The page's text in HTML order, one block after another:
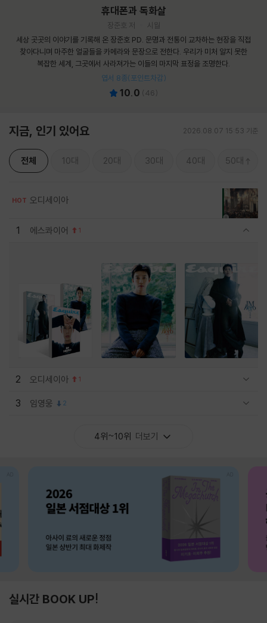
휴대폰과 독화살
장준호 저
시월
세상 곳곳의 이야기를 기록해 온 장준호 PD. 문명과 전통이 교차하는 현장을 직접
찾아다니며 마주한 얼굴들을 카메라와 문장으로 전한다. 우리가 미처 알지 못한
복잡한 세계, 그곳에서 사라져가는 이들의 마지막 표정을 조명한다.
엽서 8종(포인트차감)
10.0 (46)
지금, 인기 있어요 2026.08.07 15:53 기준
전체 10대 20대 30대 40대 50대
HOT 오디세이아
1 에스콰이어 1
2 오디세이아 1
3 임영웅 2
4위~10위 더보기
실시간 BOOK UP!